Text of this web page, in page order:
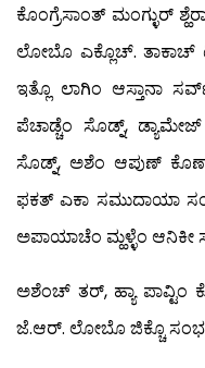
ಕೊಂಗ್ರೆಸಾಂತ್ ಮಂಗ್ಳುರ್
ಲೋಬೊ ಎಕ್ಲೊಚ್. ತಾಕಾಚ್
ಇತ್ಲೊ ಲಾಗಿಂ ಆಸ್ತಾನಾ
ಪೆಚಾಡ್ಚೆಂ ಸೊಡ್ನ್,
ಸೊಡ್ನ್, ಅಶೆಂ ಆಪುಣ್
ಫಕತ್ ಎಕಾ ಸಮುದಾಯಾ
ಅಪಾಯಾಚೆಂ ಮ್ಹಳ್ಳೆಂ ಆನಿಕೀ
ಅಶೆಂಚ್ ತರ್, ಹ್ಯಾ ಪಾವ್ಟಿಂ
ಜೆ.ಆರ್. ಲೋಬೊ ಜಿಕ್ಚೊ